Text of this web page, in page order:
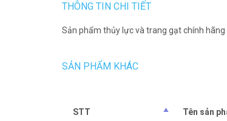
THÔNG TIN CHI TIẾT
Sản phẩm thủy lực và trang gạt chính hãng
SẢN PHẨM KHÁC
STT Tên sản